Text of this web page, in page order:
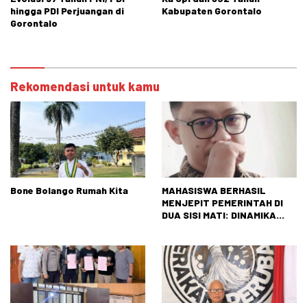
hingga PDI Perjuangan di
Gorontalo
Kabupaten Gorontalo
Rekomendasi untuk kamu
Bone Bolango Rumah Kita
MAHASISWA BERHASIL
MENJEPIT PEMERINTAH DI
DUA SISI MATI: DINAMIKA
REALITAS NEGARA